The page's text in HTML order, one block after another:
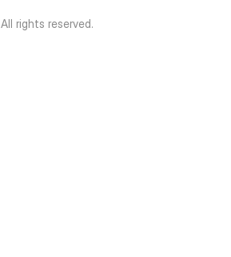
All rights reserved.